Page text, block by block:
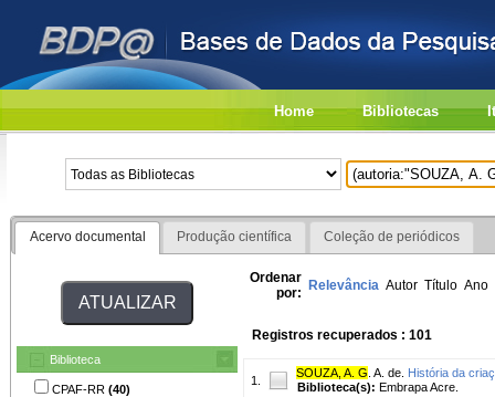
Home Bibliotecas
Acervo documental Produção científica Coleção de periódicos
Biblioteca
CPAF-RR (40)
Ordenar
por: Relevância Autor Título Ano
Registros recuperados : 101
1.
SOUZA, A. G . A. de. História da
Biblioteca(s): Embrapa Acre.